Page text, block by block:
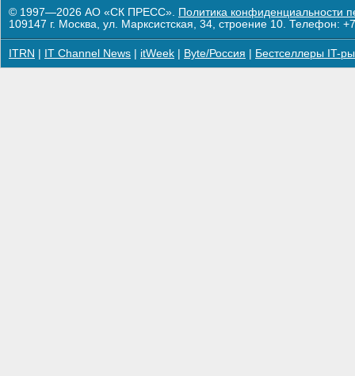
© 1997—2026 АО «СК ПРЕСС». Политика конфиденциальности
109147 г. Москва, ул. Марксистская, 34, строение 10. Телефон:
ITRN IT Channel News itWeek Byte/Россия Бестселлеры IT-